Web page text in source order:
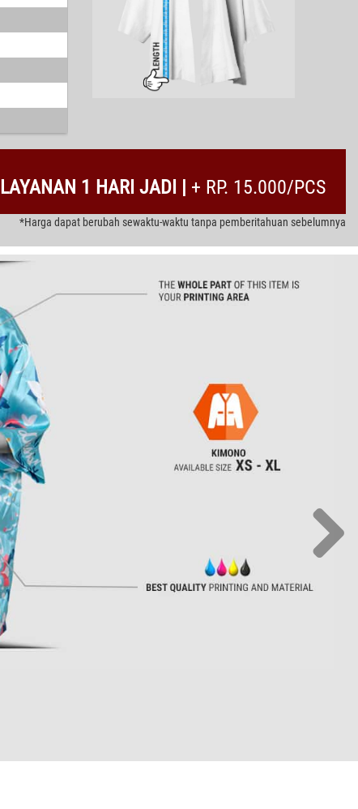
LAYANAN 1 HARI JADI | + RP. 15.000/PCS
*Harga dapat berubah sewaktu-waktu tanpa pemberitahuan sebelumnya